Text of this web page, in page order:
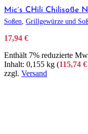
Mic´s CHili Chilisoße
Soßen Grillgewürze und
17,94 €
Enthält 7% reduzierte
Inhalt: 0,155 kg (115,74 €
zzgl. Versand